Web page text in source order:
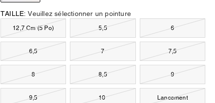
TAILLE: Veuillez sélectionner un pointure
12,7 Cm (5 Po) 5,5 6
6,5 7 7,5
8 8,5 9
9,5 10 Lancement